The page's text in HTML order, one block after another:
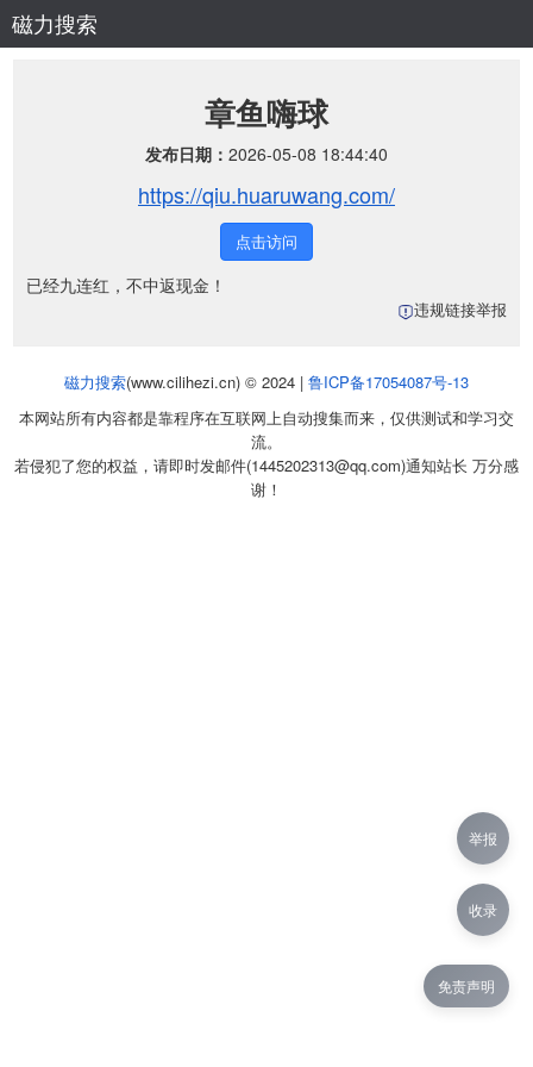
磁力搜索
章鱼嗨球
发布日期： 2026-05-08 18:44:40
https://qiu.huaruwang.com/
点击访问
已经九连红，不中返现金！
违规链接举报
磁力搜索(www.cilihezi.cn) © 2024 | 鲁ICP备17054087号-13
本网站所有内容都是靠程序在互联网上自动搜集而来，仅供测试和学习交
流。
若侵犯了您的权益，请即时发邮件(1445202313@qq.com)通知站长 万分感
谢！
免责声明
举报
收录